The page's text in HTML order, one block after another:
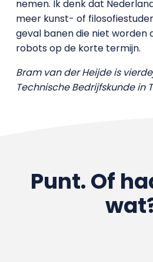
nemen. Ik denk dat
meer kunst- of
geval banen die niet worden
robots op de korte termijn.
Bram van der Heijde is
Technische Bedrijfskunde in
Punt. Of